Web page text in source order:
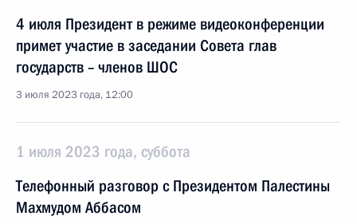
4 июля Президент в режиме видеоконференции
примет участие в заседании Совета глав
государств – членов ШОС
3 июля 2023 года, 12:00
1 июля 2023 года, суббота
Телефонный разговор с Президентом Палестины
Махмудом Аббасом